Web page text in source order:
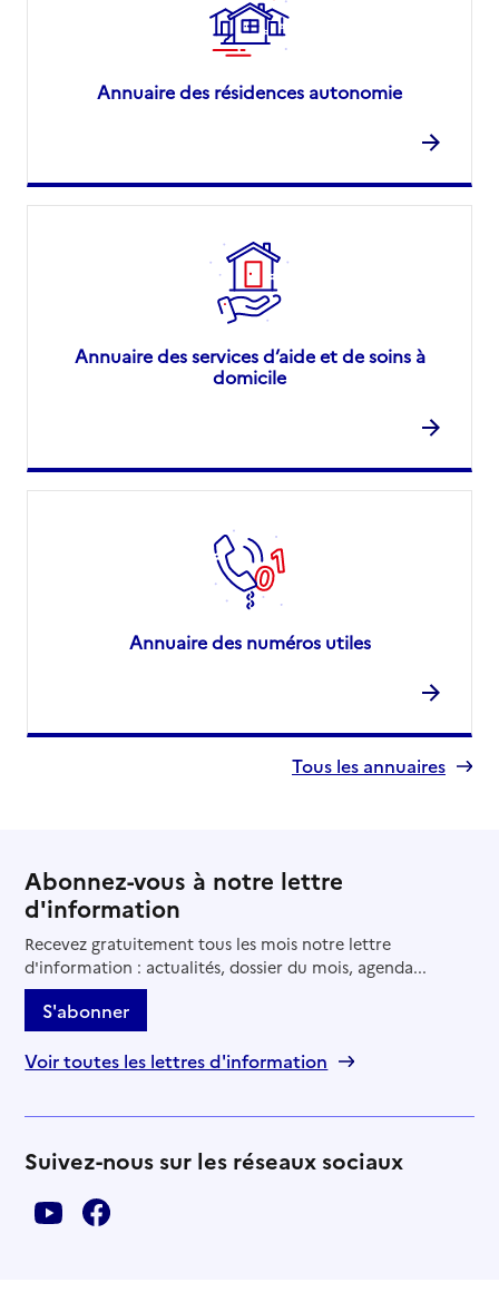
Annuaire des résidences autonomie
Annuaire des services d’aide et de soins à
domicile
Annuaire des numéros utiles
Tous les annuaires
Abonnez-vous à notre lettre
d'information
Recevez gratuitement tous les mois notre lettre
d'information : actualités, dossier du mois, agenda...
S'abonner
Voir toutes les lettres d'information
Suivez-nous sur les réseaux sociaux